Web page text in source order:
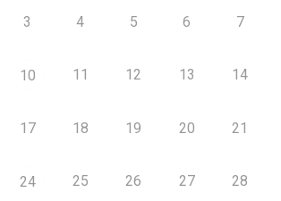
3 4 5 6 7
10 11 12 13 14
17 18 19 20 21
24 25 26 27 28